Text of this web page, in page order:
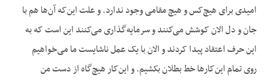
امیدی برای هیچ‌کس و هیچ مقامی وجود ندارد. و علت این‌که آن‌ها هم با
جان و دل الان کوشش می‌کنند و سرمایه‌گذاری می‌کنند این است که به
این حرف اعتقاد پیدا کردند و الان با یک عمل ناشایست ما می‌خواهیم
روی تمام این‌کارها خط بطلان بکشیم. و این‌کار هیچ‌گاه از دست من